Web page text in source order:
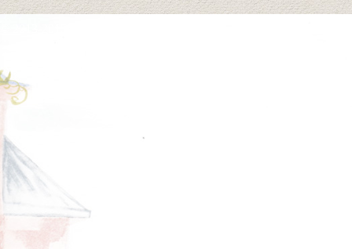
AGATHA RUIZ DE LA PRADA TO BE TOO ADD JO NO FUI